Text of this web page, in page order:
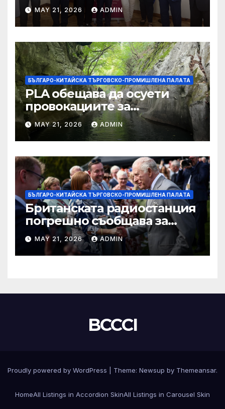
MAY 21, 2026 ADMIN
БЪЛГАРО-КИТАЙСКА ТЪРГОВСКО-ПРОМИШЛЕНА ПАЛAТА
PLA обещава да осуети
провокациите за
„независимост на Тайван“.
MAY 21, 2026 ADMIN
БЪЛГАРО-КИТАЙСКА ТЪРГОВСКО-ПРОМИШЛЕНА ПАЛAТА
Британската радиостанция
погрешно съобщава за
смъртта на крал Чарлз
MAY 21, 2026 ADMIN
BCCCI
Proudly powered by WordPress Theme: Newsup by Themeansar.
HomeAll Listings in Accordion SkinAll Listings in Carousel Skin